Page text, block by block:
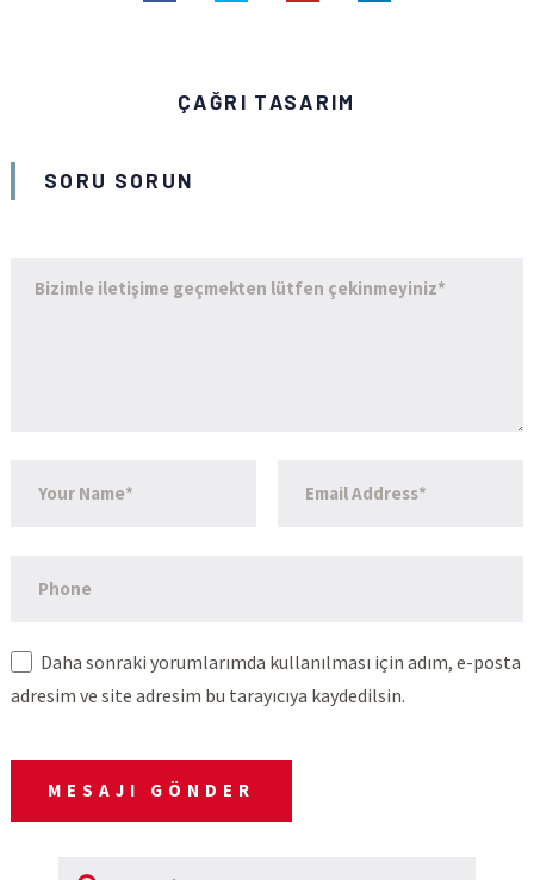
ÇAĞRI TASARIM
SORU SORUN
Daha sonraki yorumlarımda kullanılması için adım, e-posta
adresim ve site adresim bu tarayıcıya kaydedilsin.